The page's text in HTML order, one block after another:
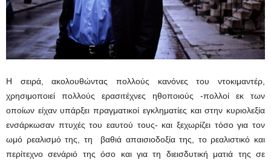
Η σειρά, ακολουθώντας πολλούς κανόνες του ντοκιμαντέρ,
χρησιμοποιεί πολλούς ερασιτέχνες ηθοποιούς -πολλοί εκ των
οποίων είχαν υπάρξει πραγματικοί εγκληματίες και στην κυριολεξία
ενσάρκωσαν πτυχές του εαυτού τους- και ξεχωρίζει τόσο για τον
ωμό ρεαλισμό της, τη βαθιά απαισιοδοξία της, το ρεαλιστικό και
περίτεχνο σενάριό της όσο και για τη διεισδυτική ματιά της σε